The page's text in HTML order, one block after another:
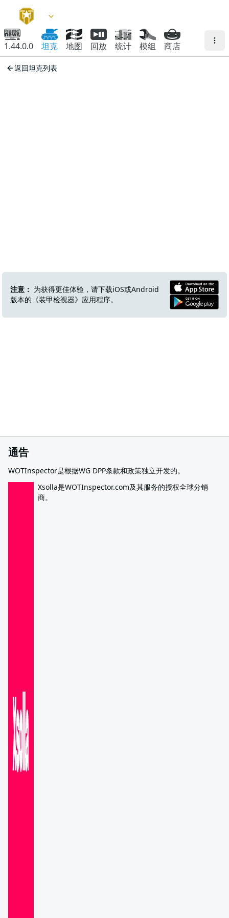
1.44.0.0 坦克 地图 回放 统计 模组 商店
返回坦克列表
注意： 为获得更佳体验，请下载iOS或Android
版本的《装甲检视器》应用程序。
通告
WOTInspector是根据WG DPP条款和政策独立开发的。
Xsolla是WOTInspector.com及其服务的授权全球分销
商。